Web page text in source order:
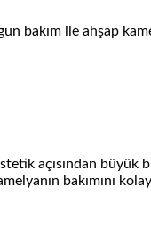
bakım ile ahşap
açısından büyük
bakımını